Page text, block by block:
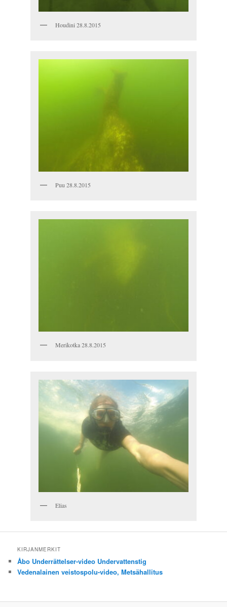
Houdini 28.8.2015
Puu 28.8.2015
Merikotka 28.8.2015
Elias
KIRJANMERKIT
Åbo Underrättelser-video Undervattenstig
Vedenalainen veistospolu-video, Metsähallitus